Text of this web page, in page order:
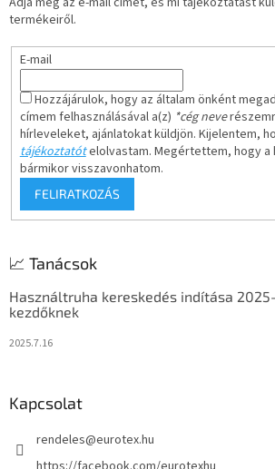
termékeiről.
E-mail
Hozzájárulok, hogy az általam önként
címem felhasználásával a(z) *cég neve
hírleveleket, ajánlatokat küldjön. Kijelentem,
tájékoztatótelolvastam. Megértettem, hogy a
bármikor visszavonhatom.
FELIRATKOZÁS
📈 Tanácsok
Használtruha kereskedés indítása
kezdőknek
2025.7.16
Kapcsolat
rendeles@eurotex.hu